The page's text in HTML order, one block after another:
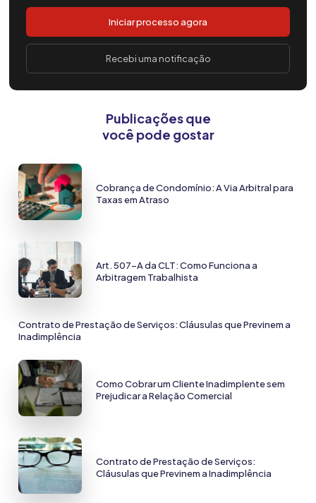
Iniciar processo agora
Recebi uma notificação
Publicações que
você pode gostar
Cobrança de Condomínio: A Via Arbitral para
Taxas em Atraso
Art. 507-A da CLT: Como Funciona a
Arbitragem Trabalhista
Contrato de Prestação de Serviços: Cláusulas que Previnem a
Inadimplência
Como Cobrar um Cliente Inadimplente sem
Prejudicar a Relação Comercial
Contrato de Prestação de Serviços:
Cláusulas que Previnem a Inadimplência